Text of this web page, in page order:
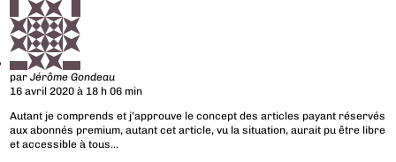
parJérôme Gondeau
16 avril 2020 à 18 h 06 min
Autant je comprends et j’approuve le concept des articles payant réservés
aux abonnés premium, autant cet article, vu la situation, aurait pu être libre
et accessible à tous…